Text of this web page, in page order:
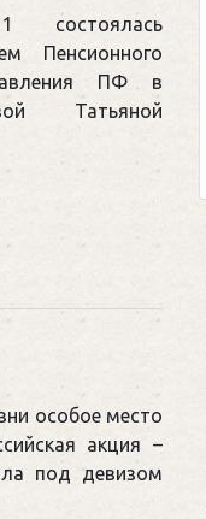
состоялась
Пенсионного
ПФ в
Татьяной
особое место
акция –
под девизом
Месси и
лицу.
Кто найдет
на поле
принесет своей ...